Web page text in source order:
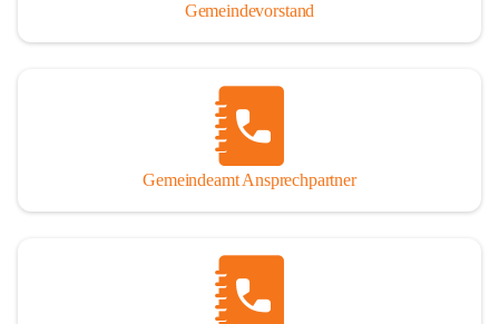
Gemeindevorstand
Gemeindeamt Ansprechpartner